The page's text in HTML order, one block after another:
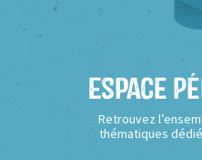
Espace
Retrouvez
thématiques